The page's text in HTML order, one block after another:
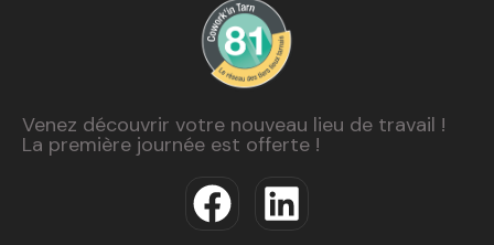
Venez découvrir votre nouveau lieu de travail !
La première journée est offerte !